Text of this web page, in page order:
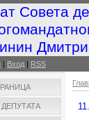
Совета
| Вход | RSS